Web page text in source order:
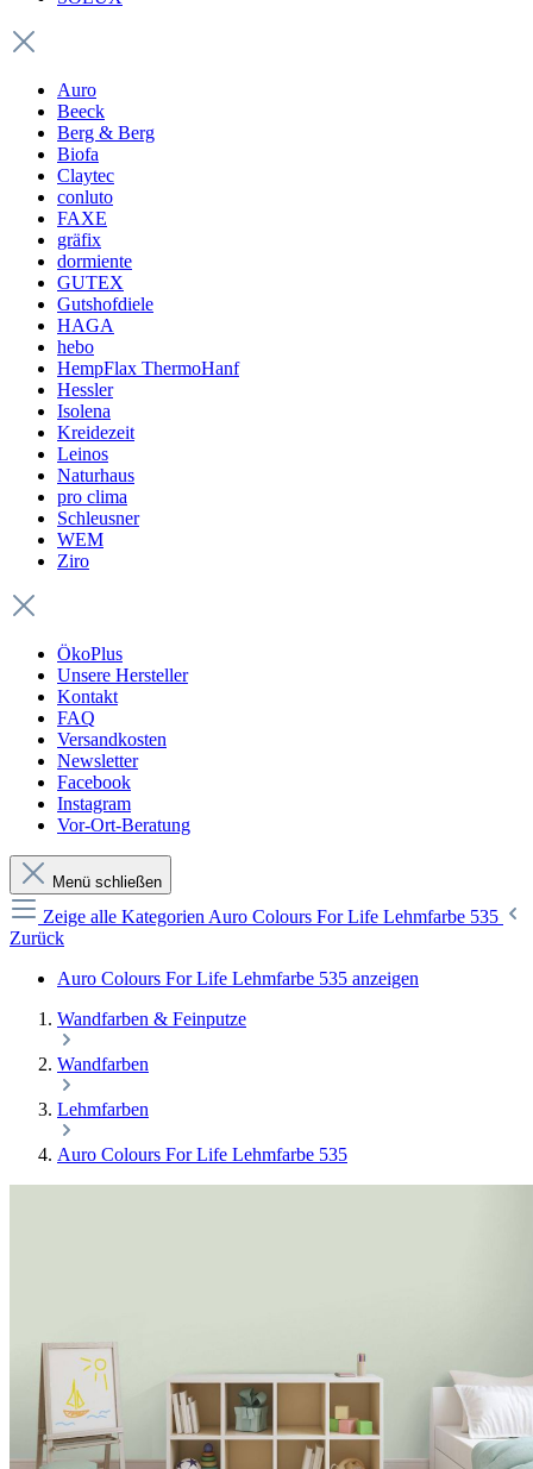
Auro
Beeck
Berg & Berg
Biofa
Claytec
conluto
FAXE
gräfix
dormiente
GUTEX
Gutshofdiele
HAGA
hebo
HempFlax ThermoHanf
Hessler
Isolena
Kreidezeit
Leinos
Naturhaus
pro clima
Schleusner
WEM
Ziro
ÖkoPlus
Unsere Hersteller
Kontakt
FAQ
Versandkosten
Newsletter
Facebook
Instagram
Vor-Ort-Beratung
Menü schließen
Zeige alle Kategorien Auro Colours For Life Lehmfarbe 535
Zurück
Auro Colours For Life Lehmfarbe 535 anzeigen
Wandfarben & Feinputze
Wandfarben
Lehmfarben
Auro Colours For Life Lehmfarbe 535